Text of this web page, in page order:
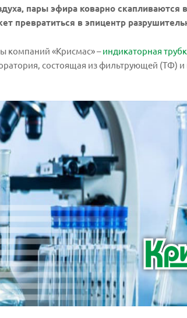
пары эфира коварно скапливаются
превратиться в эпицентр
компаний «Крисмас» –индикаторная
состоящая из фильтрующей (ТФ)